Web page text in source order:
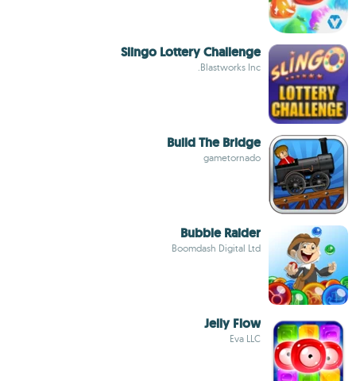
Slingo Lottery Challenge
Blastworks Inc.
Build The Bridge
gametornado
Bubble Raider
Boomdash Digital Ltd
Jelly Flow
Eva LLC